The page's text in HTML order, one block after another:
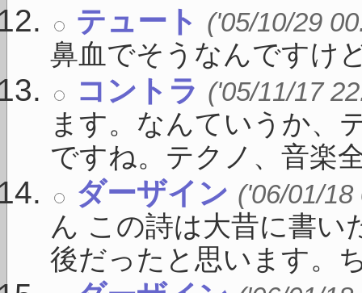
テュート ('05/10/29
鼻血でそうなんです
コントラ ('05/11/17
ます。なんていうか、
ですね。テクノ、音楽
ダーザイン ('06/01/18
ん この詩は大昔に書い
後だったと思います。